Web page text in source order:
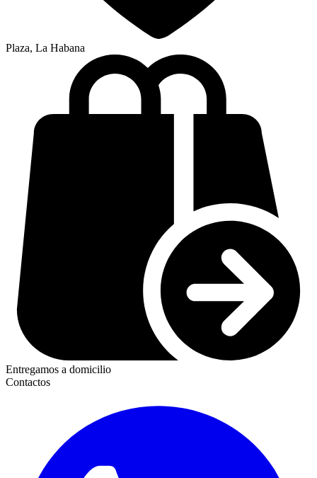
Plaza, La Habana
Entregamos a domicilio
Contactos